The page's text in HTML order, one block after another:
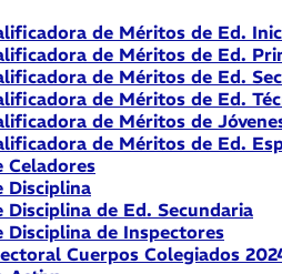
de Méritos de Ed.
de Méritos de Ed.
de Méritos de Ed.
de Méritos de Ed.
de Méritos de
de Méritos de Ed.
Celadores
Disciplina
Disciplina de Ed. Secundaria
Disciplina de Inspectores
Cuerpos Colegiados